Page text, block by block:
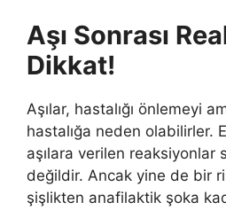
Aşı Sonrası
Dikkat!
Aşılar, hastalığı önlemeyi
hastalığa neden olabilirler.
aşılara verilen reaksiyonlar
değildir. Ancak yine de bir
şişlikten anafilaktik şoka